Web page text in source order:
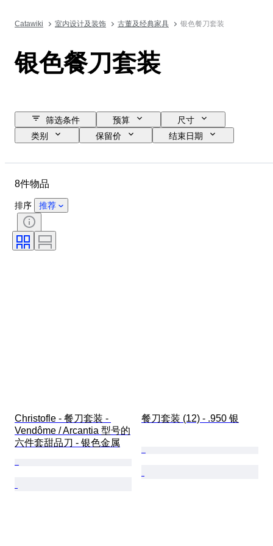
Catawiki 室内设计及装饰 古董及经典家具 银色餐刀套装
银色餐刀套装
筛选条件 预算
尺寸
类别
保留价
结束日期
时期
时代
8件物品
排序 推荐
Christofle - 餐刀套装 -
Vendôme / Arcantia 型号的
六件套甜品刀 - 银色金属
餐刀套装 (12) - .950 银